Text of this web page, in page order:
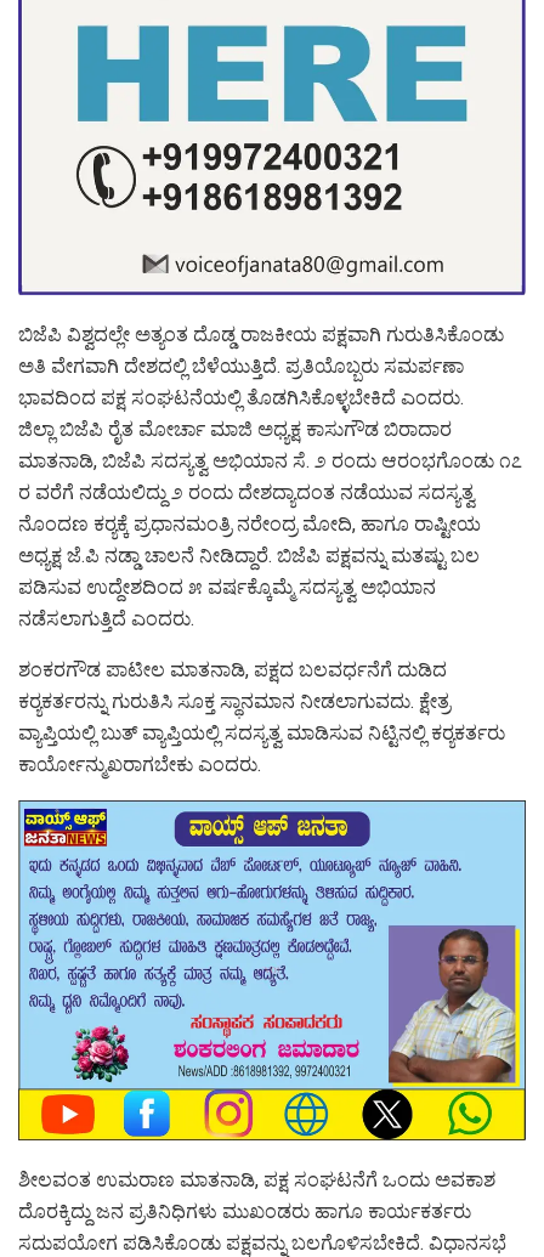
ಬಿಜೆಪಿ ವಿಶ್ವದಲ್ಲೇ ಅತ್ಯಂತ ದೊಡ್ಡ ರಾಜಕೀಯ ಪಕ್ಷವಾಗಿ ಗುರುತಿಸಿಕೊಂಡು
ಅತಿ ವೇಗವಾಗಿ ದೇಶದಲ್ಲಿ ಬೆಳೆಯುತ್ತಿದೆ. ಪ್ರತಿಯೊಬ್ಬರು ಸಮರ್ಪಣಾ
ಭಾವದಿಂದ ಪಕ್ಷ ಸಂಘಟನೆಯಲ್ಲಿ ತೊಡಗಿಸಿಕೊಳ್ಳಬೇಕಿದೆ ಎಂದರು.
ಜಿಲ್ಲಾ ಬಿಜೆಪಿ ರೈತ ಮೋರ್ಚಾ ಮಾಜಿ ಅಧ್ಯಕ್ಷ ಕಾಸುಗೌಡ ಬಿರಾದಾರ
ಮಾತನಾಡಿ, ಬಿಜೆಪಿ ಸದಸ್ಯತ್ವ ಅಭಿಯಾನ ಸೆ. ೨ ರಂದು ಆರಂಭಗೊಂಡು ೧೭
ರ ವರೆಗೆ ನಡೆಯಲಿದ್ದು ೨ ರಂದು ದೇಶದ್ಯಾದಂತ ನಡೆಯುವ ಸದಸ್ಯತ್ವ
ನೊಂದಣ ಕರ‍್ಯಕ್ಕೆ ಪ್ರಧಾನಮಂತ್ರಿ ನರೇಂದ್ರ ಮೋದಿ, ಹಾಗೂ ರಾಷ್ಟೀಯ
ಅಧ್ಯಕ್ಷ ಜೆ.ಪಿ ನಡ್ಡಾ ಚಾಲನೆ ನೀಡಿದ್ದಾರೆ. ಬಿಜೆಪಿ ಪಕ್ಷವನ್ನು ಮತಷ್ಟು ಬಲ
ಪಡಿಸುವ ಉದ್ದೇಶದಿಂದ ೫ ವರ್ಷಕ್ಕೊಮ್ಮೆ ಸದಸ್ಯತ್ವ ಅಭಿಯಾನ
ನಡೆಸಲಾಗುತ್ತಿದೆ ಎಂದರು.
ಶಂಕರಗೌಡ ಪಾಟೀಲ ಮಾತನಾಡಿ, ಪಕ್ಷದ ಬಲವರ್ಧನೆಗೆ ದುಡಿದ
ಕರ‍್ಯಕರ್ತರನ್ನು ಗುರುತಿಸಿ ಸೂಕ್ತ ಸ್ಥಾನಮಾನ ನೀಡಲಾಗುವದು. ಕ್ಷೇತ್ರ
ವ್ಯಾಪ್ತಿಯಲ್ಲಿ ಬುತ್ ವ್ಯಾಪ್ತಿಯಲ್ಲಿ ಸದಸ್ಯತ್ವ ಮಾಡಿಸುವ ನಿಟ್ಟಿನಲ್ಲಿ ಕರ‍್ಯಕರ್ತರು
ಕಾರ್ಯೋನ್ಮುಖರಾಗಬೇಕು ಎಂದರು.
ಶೀಲವಂತ ಉಮರಾಣ ಮಾತನಾಡಿ, ಪಕ್ಷ ಸಂಘಟನೆಗೆ ಒಂದು ಅವಕಾಶ
ದೊರಕ್ಕಿದ್ದು ಜನ ಪ್ರತಿನಿಧಿಗಳು ಮುಖಂಡರು ಹಾಗೂ ಕಾರ್ಯಕರ್ತರು
ಸದುಪಯೋಗ ಪಡಿಸಿಕೊಂಡು ಪಕ್ಷವನ್ನು ಬಲಗೊಳಿಸಬೇಕಿದೆ. ವಿಧಾನಸಭೆ